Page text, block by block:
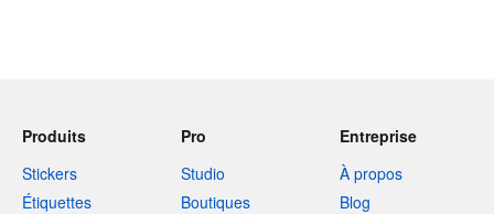
Produits
Stickers
Étiquettes
Pro
Studio
Boutiques
Entreprise
À propos
Blog